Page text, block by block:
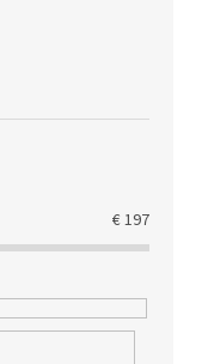
€197